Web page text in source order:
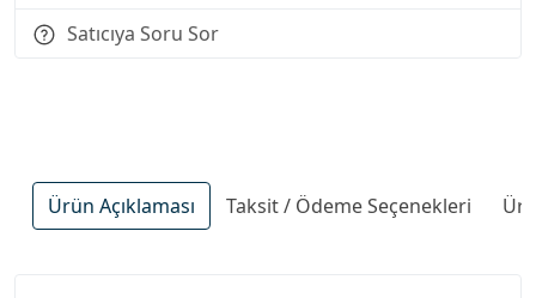
Satıcıya Soru Sor
Ürün Açıklaması Taksit / Ödeme Seçenekleri